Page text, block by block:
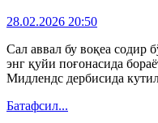
28.02.2026 20:50
Сал аввал бу воқеа содир
энг қуйи поғонасида
Мидлендс дербисида
Батафсил...